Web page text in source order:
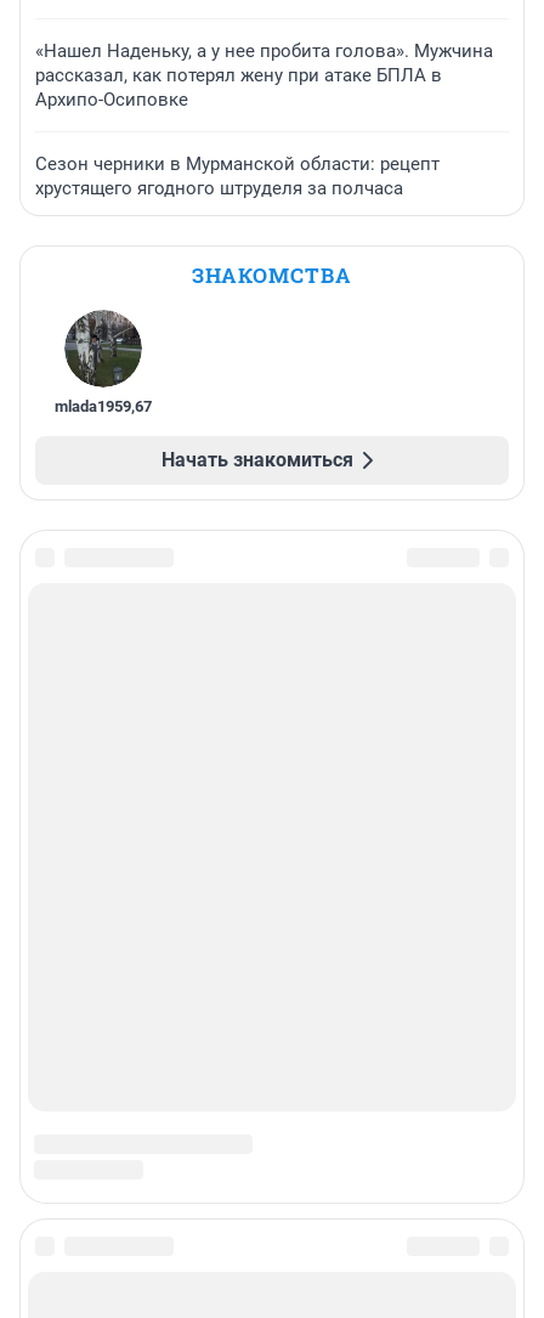
«Нашел Наденьку, а у нее пробита голова». Мужчина
рассказал, как потерял жену при атаке БПЛА в
Архипо-Осиповке
Сезон черники в Мурманской области: рецепт
хрустящего ягодного штруделя за полчаса
ЗНАКОМСТВА
mlada1959,67
Начать знакомиться